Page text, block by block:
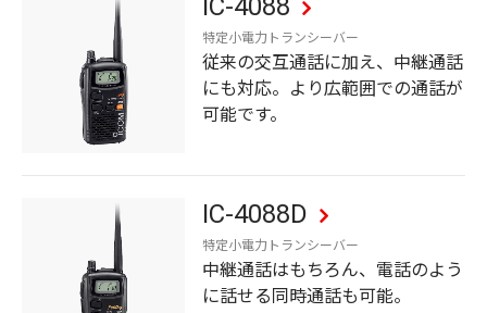
IC-4088
特定小電力トランシーバー
従来の交互通話に加え、中継通話
にも対応。より広範囲での通話が
可能です。
IC-4088D
特定小電力トランシーバー
中継通話はもちろん、電話のよう
に話せる同時通話も可能。